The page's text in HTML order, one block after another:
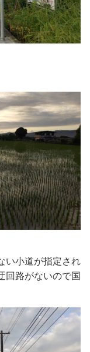
い小道が指定され
回路がないので国